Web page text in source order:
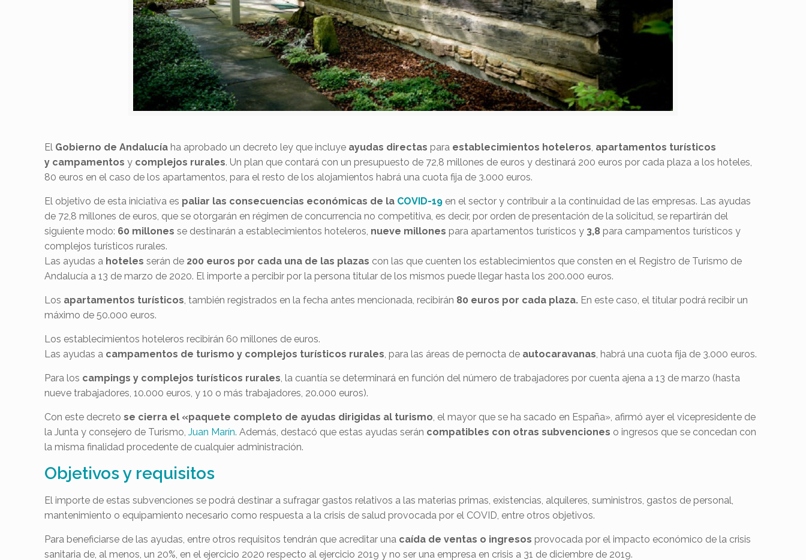
El Gobierno de Andalucía ha aprobado un decreto ley que incluye ayudas directas para establecimientos hoteleros, apartamentos turísticos
y campamentos y complejos rurales. Un plan que contará con un presupuesto de 72,8 millones de euros y destinará 200 euros por cada plaza a los hoteles,
80 euros en el caso de los apartamentos, para el resto de los alojamientos habrá una cuota fija de 3.000 euros.
El objetivo de esta iniciativa es paliar las consecuencias económicas de la COVID-19 en el sector y contribuir a la continuidad de las empresas. Las ayudas
de 72,8 millones de euros, que se otorgarán en régimen de concurrencia no competitiva, es decir, por orden de presentación de la solicitud, se repartirán del
siguiente modo: 60 millones se destinarán a establecimientos hoteleros, nueve millones para apartamentos turísticos y 3,8 para campamentos turísticos y
complejos turísticos rurales.
Las ayudas a hoteles serán de 200 euros por cada una de las plazas con las que cuenten los establecimientos que consten en el Registro de Turismo de
Andalucía a 13 de marzo de 2020. El importe a percibir por la persona titular de los mismos puede llegar hasta los 200.000 euros.
Los apartamentos turísticos, también registrados en la fecha antes mencionada, recibirán 80 euros por cada plaza. En este caso, el titular podrá recibir un
máximo de 50.000 euros.
Los establecimientos hoteleros recibirán 60 millones de euros.
Las ayudas a campamentos de turismo y complejos turísticos rurales, para las áreas de pernocta de autocaravanas, habrá una cuota fija de 3.000 euros.
Para los campings y complejos turísticos rurales, la cuantía se determinará en función del número de trabajadores por cuenta ajena a 13 de marzo (hasta
nueve trabajadores, 10.000 euros, y 10 o más trabajadores, 20.000 euros).
Con este decretose cierra el «paquete completo de ayudas dirigidas al turismo, el mayor que se ha sacado en España», afirmó ayer el vicepresidente de
la Junta y consejero de Turismo,Juan Marín. Además, destacó que estas ayudas serán compatibles con otras subvenciones o ingresos que se concedan con
la misma finalidad procedente de cualquier administración.
Objetivos y requisitos
El importe de estas subvenciones se podrá destinar a sufragar gastos relativos a las materias primas, existencias, alquileres, suministros, gastos de personal,
mantenimiento o equipamiento necesario como respuesta a la crisis de salud provocada por el COVID, entre otros objetivos.
Para beneficiarse de las ayudas, entre otros requisitos tendrán que acreditar una caída de ventas o ingresos provocada por el impacto económico de la crisis
sanitaria de, al menos, un 20%, en el ejercicio 2020 respecto al ejercicio 2019 y no ser una empresa en crisis a 31 de diciembre de 2019.